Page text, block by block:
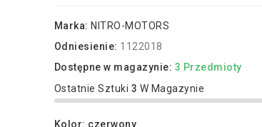
Marka: NITRO-MOTORS
Odniesienie: 1122018
Dostępne w magazynie: 3 Przedmioty
Ostatnie Sztuki 3 W Magazynie
Kolor: czerwony